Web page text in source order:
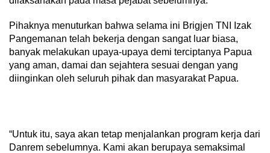
Pihaknya menuturkan bahwa selama ini Brigjen TNI Izak
Pangemanan telah bekerja dengan sangat luar biasa,
banyak melakukan upaya-upaya demi terciptanya Papua
yang aman, damai dan sejahtera sesuai dengan yang
diinginkan oleh seluruh pihak dan masyarakat Papua.
“Untuk itu, saya akan tetap menjalankan program kerja dari
Danrem sebelumnya. Kami akan berupaya semaksimal